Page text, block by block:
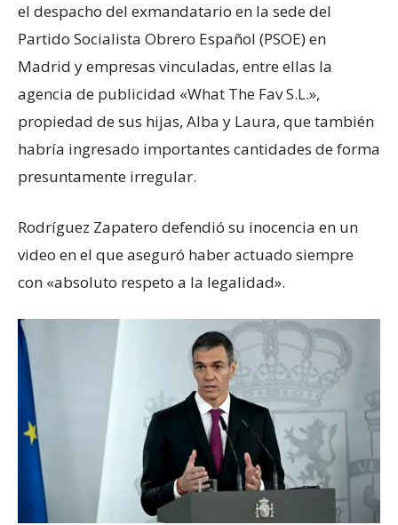
el despacho del exmandatario en la sede del
Partido Socialista Obrero Español (PSOE) en
Madrid y empresas vinculadas, entre ellas la
agencia de publicidad «What The Fav S.L.»,
propiedad de sus hijas, Alba y Laura, que también
habría ingresado importantes cantidades de forma
presuntamente irregular.
Rodríguez Zapatero defendió su inocencia en un
video en el que aseguró haber actuado siempre
con «absoluto respeto a la legalidad».